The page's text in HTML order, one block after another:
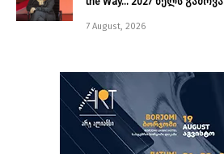
7 August, 2026